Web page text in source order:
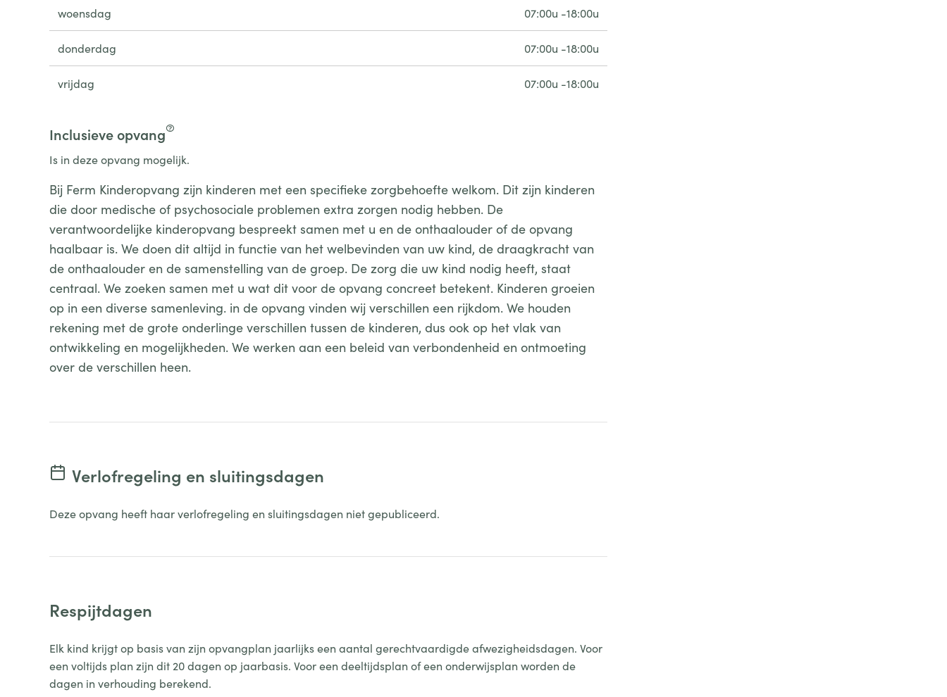
woensdag 07:00u -18:00u
donderdag 07:00u -18:00u
vrijdag 07:00u -18:00u
Inclusieve opvang
Is in deze opvang mogelijk.
Bij Ferm Kinderopvang zijn kinderen met een specifieke zorgbehoefte welkom. Dit zijn kinderen
die door medische of psychosociale problemen extra zorgen nodig hebben. De
verantwoordelijke kinderopvang bespreekt samen met u en de onthaalouder of de opvang
haalbaar is. We doen dit altijd in functie van het welbevinden van uw kind, de draagkracht van
de onthaalouder en de samenstelling van de groep. De zorg die uw kind nodig heeft, staat
centraal. We zoeken samen met u wat dit voor de opvang concreet betekent. Kinderen groeien
op in een diverse samenleving. in de opvang vinden wij verschillen een rijkdom. We houden
rekening met de grote onderlinge verschillen tussen de kinderen, dus ook op het vlak van
ontwikkeling en mogelijkheden. We werken aan een beleid van verbondenheid en ontmoeting
over de verschillen heen.
Verlofregeling en sluitingsdagen
Deze opvang heeft haar verlofregeling en sluitingsdagen niet gepubliceerd.
Respijtdagen
Elk kind krijgt op basis van zijn opvangplan jaarlijks een aantal gerechtvaardigde afwezigheidsdagen. Voor
een voltijds plan zijn dit 20 dagen op jaarbasis. Voor een deeltijdsplan of een onderwijsplan worden de
dagen in verhouding berekend.